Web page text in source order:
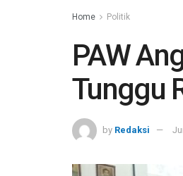
Home Politik
PAW
Tunggu
by Redaksi